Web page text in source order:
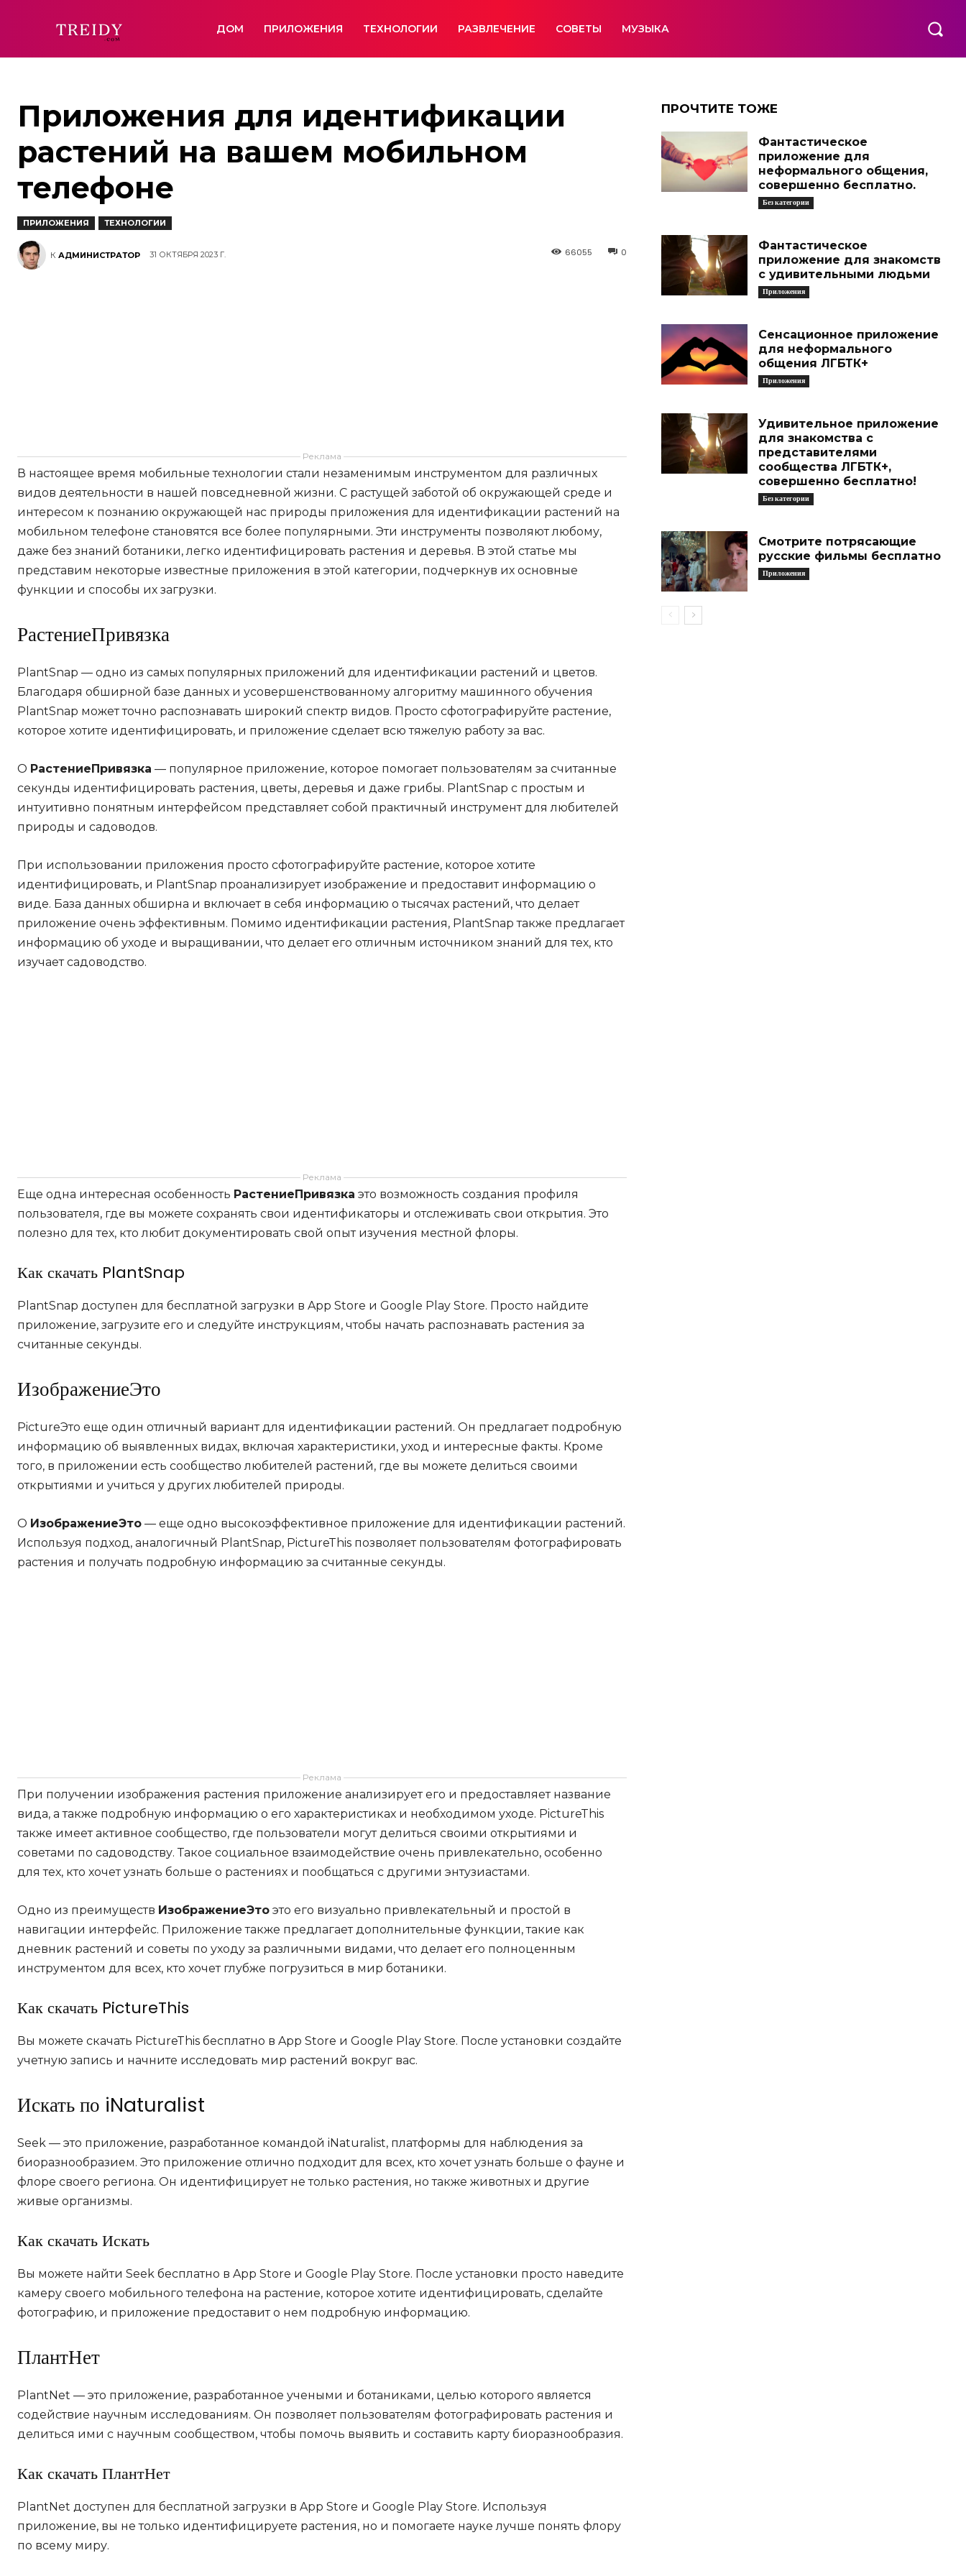
ДОМ ПРИЛОЖЕНИЯ ТЕХНОЛОГИИ РАЗВЛЕЧЕНИЕ СОВЕТЫ МУЗЫКА
Приложения для идентификации
растений на вашем мобильном
телефоне
ПРИЛОЖЕНИЯ ТЕХНОЛОГИИ
К АДМИНИСТРАТОР 31 ОКТЯБРЯ 2023 Г. 0
66055
Реклама
В настоящее время мобильные технологии стали незаменимым инструментом для различных
видов деятельности в нашей повседневной жизни. С растущей заботой об окружающей среде и
интересом к познанию окружающей нас природы приложения для идентификации растений на
мобильном телефоне становятся все более популярными. Эти инструменты позволяют любому,
даже без знаний ботаники, легко идентифицировать растения и деревья. В этой статье мы
представим некоторые известные приложения в этой категории, подчеркнув их основные
функции и способы их загрузки.
РастениеПривязка
PlantSnap — одно из самых популярных приложений для идентификации растений и цветов.
Благодаря обширной базе данных и усовершенствованному алгоритму машинного обучения
PlantSnap может точно распознавать широкий спектр видов. Просто сфотографируйте растение,
которое хотите идентифицировать, и приложение сделает всю тяжелую работу за вас.
О РастениеПривязка — популярное приложение, которое помогает пользователям за считанные
секунды идентифицировать растения, цветы, деревья и даже грибы. PlantSnap с простым и
интуитивно понятным интерфейсом представляет собой практичный инструмент для любителей
природы и садоводов.
При использовании приложения просто сфотографируйте растение, которое хотите
идентифицировать, и PlantSnap проанализирует изображение и предоставит информацию о
виде. База данных обширна и включает в себя информацию о тысячах растений, что делает
приложение очень эффективным. Помимо идентификации растения, PlantSnap также предлагает
информацию об уходе и выращивании, что делает его отличным источником знаний для тех, кто
изучает садоводство.
Реклама
Еще одна интересная особенность РастениеПривязка это возможность создания профиля
пользователя, где вы можете сохранять свои идентификаторы и отслеживать свои открытия. Это
полезно для тех, кто любит документировать свой опыт изучения местной флоры.
Как скачать PlantSnap
PlantSnap доступен для бесплатной загрузки в App Store и Google Play Store. Просто найдите
приложение, загрузите его и следуйте инструкциям, чтобы начать распознавать растения за
считанные секунды.
ИзображениеЭто
PictureЭто еще один отличный вариант для идентификации растений. Он предлагает подробную
информацию об выявленных видах, включая характеристики, уход и интересные факты. Кроме
того, в приложении есть сообщество любителей растений, где вы можете делиться своими
открытиями и учиться у других любителей природы.
О ИзображениеЭто — еще одно высокоэффективное приложение для идентификации растений.
Используя подход, аналогичный PlantSnap, PictureThis позволяет пользователям фотографировать
растения и получать подробную информацию за считанные секунды.
Реклама
При получении изображения растения приложение анализирует его и предоставляет название
вида, а также подробную информацию о его характеристиках и необходимом уходе. PictureThis
также имеет активное сообщество, где пользователи могут делиться своими открытиями и
советами по садоводству. Такое социальное взаимодействие очень привлекательно, особенно
для тех, кто хочет узнать больше о растениях и пообщаться с другими энтузиастами.
Одно из преимуществ ИзображениеЭто это его визуально привлекательный и простой в
навигации интерфейс. Приложение также предлагает дополнительные функции, такие как
дневник растений и советы по уходу за различными видами, что делает его полноценным
инструментом для всех, кто хочет глубже погрузиться в мир ботаники.
Как скачать PictureThis
Вы можете скачать PictureThis бесплатно в App Store и Google Play Store. После установки создайте
учетную запись и начните исследовать мир растений вокруг вас.
Искать по iNaturalist
Seek — это приложение, разработанное командой iNaturalist, платформы для наблюдения за
биоразнообразием. Это приложение отлично подходит для всех, кто хочет узнать больше о фауне и
флоре своего региона. Он идентифицирует не только растения, но также животных и другие
живые организмы.
Как скачать Искать
Вы можете найти Seek бесплатно в App Store и Google Play Store. После установки просто наведите
камеру своего мобильного телефона на растение, которое хотите идентифицировать, сделайте
фотографию, и приложение предоставит о нем подробную информацию.
ПлантНет
PlantNet — это приложение, разработанное учеными и ботаниками, целью которого является
содействие научным исследованиям. Он позволяет пользователям фотографировать растения и
делиться ими с научным сообществом, чтобы помочь выявить и составить карту биоразнообразия.
Как скачать ПлантНет
PlantNet доступен для бесплатной загрузки в App Store и Google Play Store. Используя
приложение, вы не только идентифицируете растения, но и помогаете науке лучше понять флору
по всему миру.
ПРОЧТИТЕ ТОЖЕ
Фантастическое
приложение для
неформального общения,
совершенно бесплатно.
Без категории
Фантастическое
приложение для знакомств
с удивительными людьми
Приложения
Сенсационное приложение
для неформального
общения ЛГБТК+
Приложения
Удивительное приложение
для знакомства с
представителями
сообщества ЛГБТК+,
совершенно бесплатно!
Без категории
Смотрите потрясающие
русские фильмы бесплатно
Приложения